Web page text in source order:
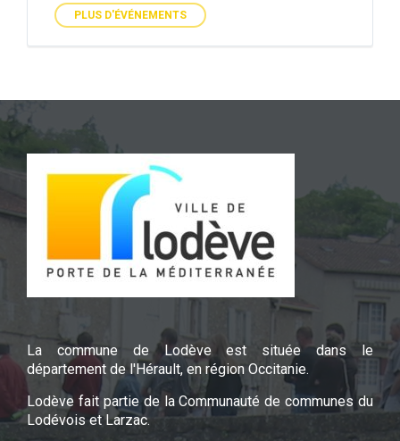
PLUS D'ÉVÉNEMENTS
La commune de Lodève est située dans le
département de l'Hérault, en région Occitanie.
Lodève fait partie de la Communauté de communes du
Lodévois et Larzac.